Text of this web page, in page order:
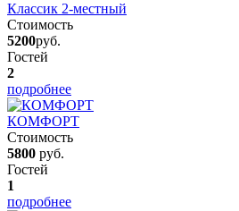
Классик 2-местный
Стоимость
5200руб.
Гостей
2
подробнее
КОМФОРТ
Стоимость
5800 руб.
Гостей
1
подробнее